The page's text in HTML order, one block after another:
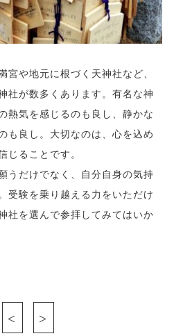
宮や地元に根づく天神社など、
社が数多くあります。有名な神
熱気を感じるのも良し、静かな
も良し。大切なのは、心を込め
じることです。
うだけでなく、自分自身の気持
受験を乗り越える力をいただけ
社を選んで参拝してみてはいか
< >